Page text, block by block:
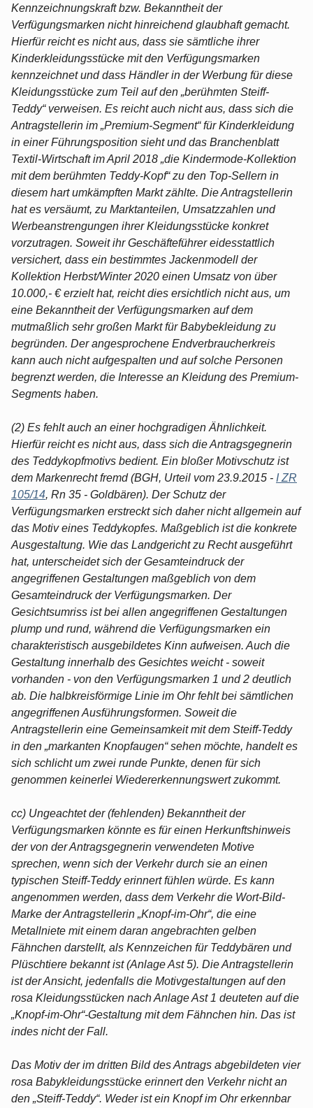
Kennzeichnungskraft bzw. Bekanntheit der
Verfügungsmarken nicht hinreichend glaubhaft gemacht.
Hierfür reicht es nicht aus, dass sie sämtliche ihrer
Kinderkleidungsstücke mit den Verfügungsmarken
kennzeichnet und dass Händler in der Werbung für diese
Kleidungsstücke zum Teil auf den „berühmten Steiff-
Teddy“ verweisen. Es reicht auch nicht aus, dass sich die
Antragstellerin im „Premium-Segment“ für Kinderkleidung
in einer Führungsposition sieht und das Branchenblatt
Textil-Wirtschaft im April 2018 „die Kindermode-Kollektion
mit dem berühmten Teddy-Kopf“ zu den Top-Sellern in
diesem hart umkämpften Markt zählte. Die Antragstellerin
hat es versäumt, zu Marktanteilen, Umsatzzahlen und
Werbeanstrengungen ihrer Kleidungsstücke konkret
vorzutragen. Soweit ihr Geschäfteführer eidesstattlich
versichert, dass ein bestimmtes Jackenmodell der
Kollektion Herbst/Winter 2020 einen Umsatz von über
10.000,- € erzielt hat, reicht dies ersichtlich nicht aus, um
eine Bekanntheit der Verfügungsmarken auf dem
mutmaßlich sehr großen Markt für Babybekleidung zu
begründen. Der angesprochene Endverbraucherkreis
kann auch nicht aufgespalten und auf solche Personen
begrenzt werden, die Interesse an Kleidung des Premium-
Segments haben.
(2) Es fehlt auch an einer hochgradigen Ähnlichkeit.
Hierfür reicht es nicht aus, dass sich die Antragsgegnerin
des Teddykopfmotivs bedient. Ein bloßer Motivschutz ist
dem Markenrecht fremd (BGH, Urteil vom 23.9.2015 - I ZR
105/14, Rn 35 - Goldbären). Der Schutz der
Verfügungsmarken erstreckt sich daher nicht allgemein auf
das Motiv eines Teddykopfes. Maßgeblich ist die konkrete
Ausgestaltung. Wie das Landgericht zu Recht ausgeführt
hat, unterscheidet sich der Gesamteindruck der
angegriffenen Gestaltungen maßgeblich von dem
Gesamteindruck der Verfügungsmarken. Der
Gesichtsumriss ist bei allen angegriffenen Gestaltungen
plump und rund, während die Verfügungsmarken ein
charakteristisch ausgebildetes Kinn aufweisen. Auch die
Gestaltung innerhalb des Gesichtes weicht - soweit
vorhanden - von den Verfügungsmarken 1 und 2 deutlich
ab. Die halbkreisförmige Linie im Ohr fehlt bei sämtlichen
angegriffenen Ausführungsformen. Soweit die
Antragstellerin eine Gemeinsamkeit mit dem Steiff-Teddy
in den „markanten Knopfaugen“ sehen möchte, handelt es
sich schlicht um zwei runde Punkte, denen für sich
genommen keinerlei Wiedererkennungswert zukommt.
cc) Ungeachtet der (fehlenden) Bekanntheit der
Verfügungsmarken könnte es für einen Herkunftshinweis
der von der Antragsgegnerin verwendeten Motive
sprechen, wenn sich der Verkehr durch sie an einen
typischen Steiff-Teddy erinnert fühlen würde. Es kann
angenommen werden, dass dem Verkehr die Wort-Bild-
Marke der Antragstellerin „Knopf-im-Ohr“, die eine
Metallniete mit einem daran angebrachten gelben
Fähnchen darstellt, als Kennzeichen für Teddybären und
Plüschtiere bekannt ist (Anlage Ast 5). Die Antragstellerin
ist der Ansicht, jedenfalls die Motivgestaltungen auf den
rosa Kleidungsstücken nach Anlage Ast 1 deuteten auf die
„Knopf-im-Ohr“-Gestaltung mit dem Fähnchen hin. Das ist
indes nicht der Fall.
Das Motiv der im dritten Bild des Antrags abgebildeten vier
rosa Babykleidungsstücke erinnert den Verkehr nicht an
den „Steiff-Teddy“. Weder ist ein Knopf im Ohr erkennbar